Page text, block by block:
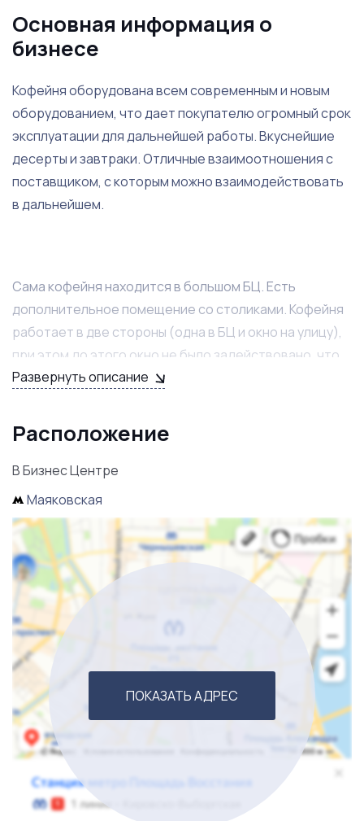
Основная информация о
бизнесе
Кофейня оборудована всем современным и новым
оборудованием, что дает покупателю огромный срок
эксплуатации для дальнейшей работы. Вкуснейшие
десерты и завтраки. Отличные взаимоотношения с
поставщиком, с которым можно взаимодействовать
в дальнейшем.
Сама кофейня находится в большом БЦ. Есть
дополнительное помещение со столиками. Кофейня
работает в две стороны (одна в БЦ и окно на улицу),
при этом до этого окно не было задействовано, что
даёт большие перспективы. На данной улице
большую проходимость. В шаговой доступности от
метро (5 минут пешком).
На данный момент маркетинг отсутствует, что дает
будущему владельцу дополнительную точку роста.
Развернуть описание
Расположение
В Бизнес Центре
Маяковская
ПОКАЗАТЬ АДРЕС